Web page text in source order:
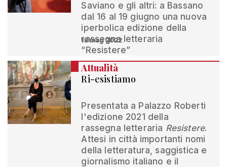
Saviano e gli altri: a Bassano
dal 16 al 19 giugno una nuova
iperbolica edizione della
rassegna letteraria
“Resistere”
18 mag 2022
Attualità
Ri-esistiamo
Presentata a Palazzo Roberti
l'edizione 2021 della
rassegna letteraria Resistere.
Attesi in città importanti nomi
della letteratura, saggistica e
giornalismo italiano e il